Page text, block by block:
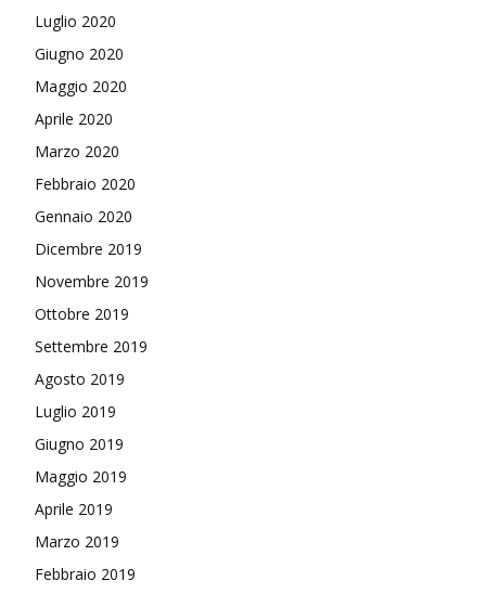
Luglio 2020
Giugno 2020
Maggio 2020
Aprile 2020
Marzo 2020
Febbraio 2020
Gennaio 2020
Dicembre 2019
Novembre 2019
Ottobre 2019
Settembre 2019
Agosto 2019
Luglio 2019
Giugno 2019
Maggio 2019
Aprile 2019
Marzo 2019
Febbraio 2019